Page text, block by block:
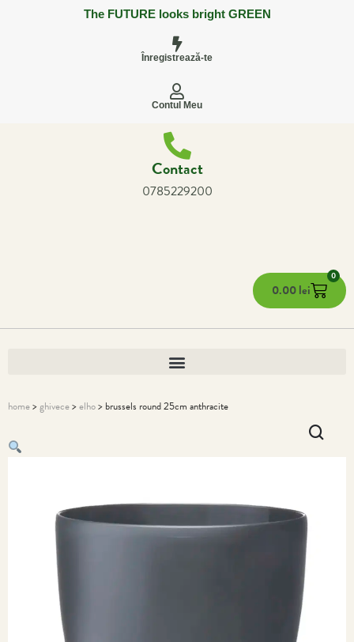
The FUTURE looks bright GREEN
Înregistrează-te
Contul Meu
Contact
0785229200
0.00lei
0
home>ghivece>elho> brussels round 25cm anthracite